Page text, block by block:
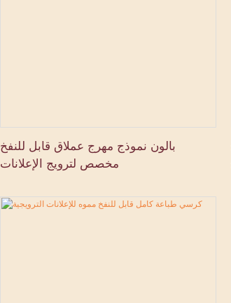
بالون نموذج مهرج عملاق قابل للنفخ
مخصص لترويج الإعلانات